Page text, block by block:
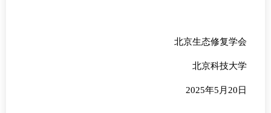
北京生态修复学会
北京科技大学
2025年5月20日